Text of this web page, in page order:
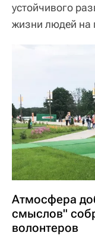
устойчивого
жизни людей на
Атмосфера
смыслов"
волонтеров